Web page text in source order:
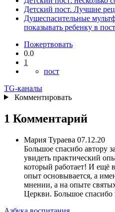
Детский пост. Лучшие
Душеспасительные
показывать ребенку в
Пожертвовать
0.0
1
пост
TG-каналы
Комментировать
1 Комментарий
Мария Тураева 07.12.20
Большое спасибо автору
увидеть практический
который работает! И ещё
опыт основывается, а
мнении, а на опыте
Церкви. Большое спасибо